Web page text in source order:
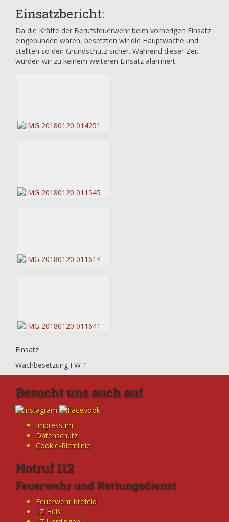
Einsatzbericht:
Da die Kräfte der Berufsfeuerwehr beim vorherigen Einsatz
eingebunden waren, besetzten wir die Hauptwache und
stellten so den Grundschutz sicher. Während dieser Zeit
wurden wir zu keinem weiteren Einsatz alarmiert.
Einsatz
Wachbesetzung FW 1
Besucht uns auch auf
Impressum
Datenschutz
Cookie-Richtlinie
Notruf 112
Feuerwehr und Rettungsdienst
Feuerwehr Krefeld
LZ Hüls